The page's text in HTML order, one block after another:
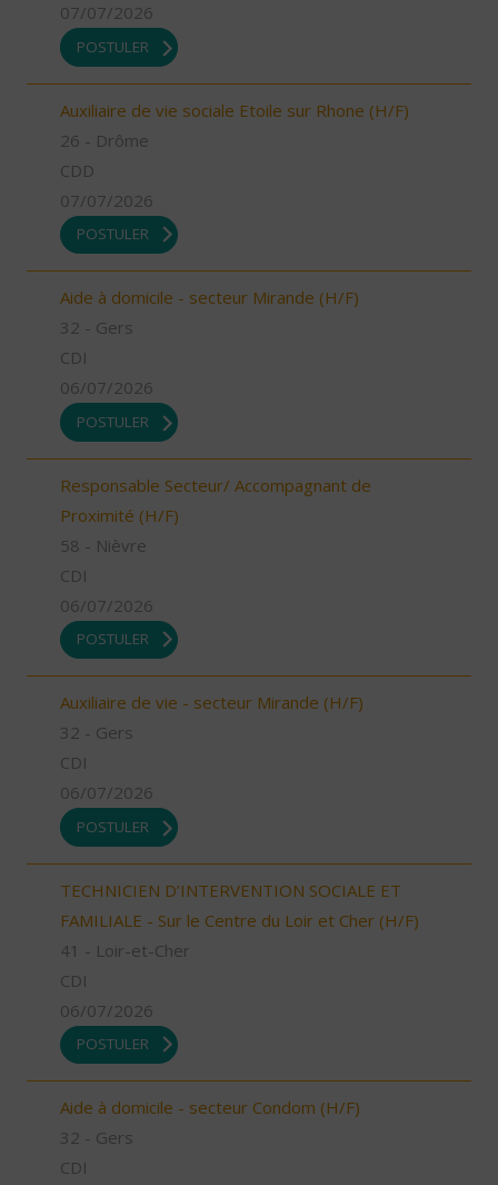
07/07/2026
POSTULER
Auxiliaire de vie sociale Etoile sur Rhone (H/F)
26 - Drôme
CDD
07/07/2026
POSTULER
Aide à domicile - secteur Mirande (H/F)
32 - Gers
CDI
06/07/2026
POSTULER
Responsable Secteur/ Accompagnant de
Proximité (H/F)
58 - Nièvre
CDI
06/07/2026
POSTULER
Auxiliaire de vie - secteur Mirande (H/F)
32 - Gers
CDI
06/07/2026
POSTULER
TECHNICIEN D’INTERVENTION SOCIALE ET
FAMILIALE - Sur le Centre du Loir et Cher (H/F)
41 - Loir-et-Cher
CDI
06/07/2026
POSTULER
Aide à domicile - secteur Condom (H/F)
32 - Gers
CDI